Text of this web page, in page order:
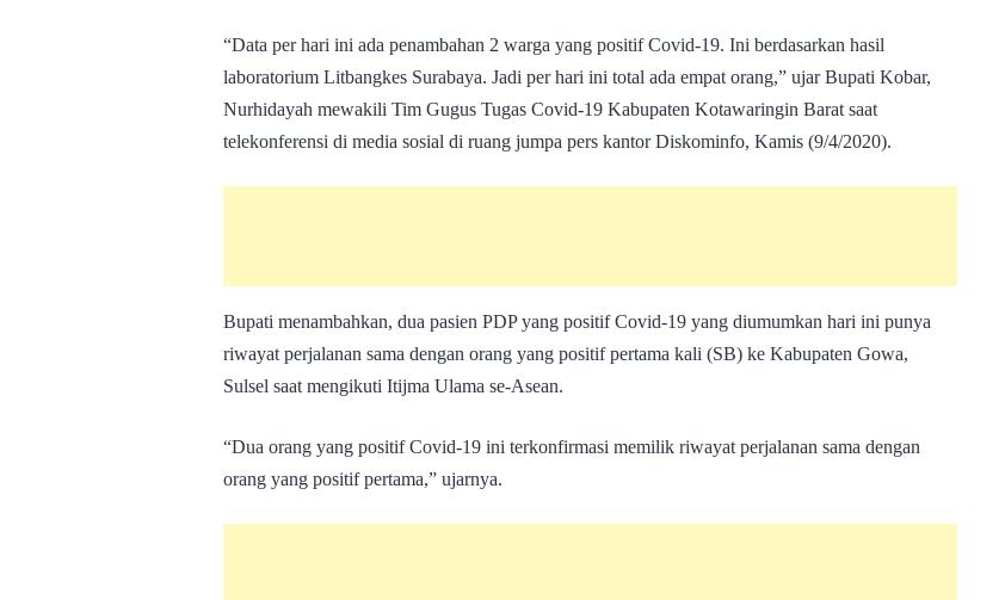
“Data per hari ini ada penambahan 2 warga yang positif Covid-19. Ini berdasarkan hasil
laboratorium Litbangkes Surabaya. Jadi per hari ini total ada empat orang,” ujar Bupati Kobar,
Nurhidayah mewakili Tim Gugus Tugas Covid-19 Kabupaten Kotawaringin Barat saat
telekonferensi di media sosial di ruang jumpa pers kantor Diskominfo, Kamis (9/4/2020).
Bupati menambahkan, dua pasien PDP yang positif Covid-19 yang diumumkan hari ini punya
riwayat perjalanan sama dengan orang yang positif pertama kali (SB) ke Kabupaten Gowa,
Sulsel saat mengikuti Itijma Ulama se-Asean.
“Dua orang yang positif Covid-19 ini terkonfirmasi memilik riwayat perjalanan sama dengan
orang yang positif pertama,” ujarnya.